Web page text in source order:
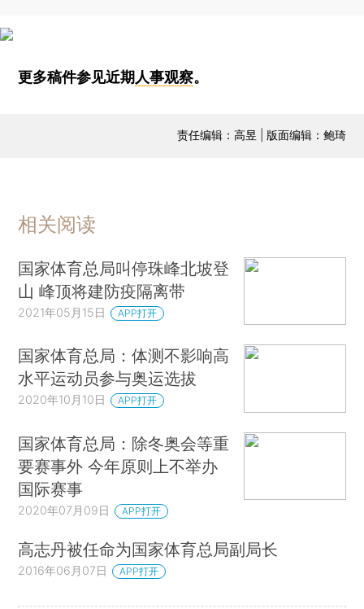
更多稿件参见近期 人事观察。
责任编辑：高昱 | 版面编辑：鲍琦
相关阅读
国家体育总局叫停珠峰北坡登
山 峰顶将建防疫隔离带
2021年05月15日 APP打开
国家体育总局：体测不影响高
水平运动员参与奥运选拔
2020年10月10日 APP打开
国家体育总局：除冬奥会等重
要赛事外 今年原则上不举办
国际赛事
2020年07月09日 APP打开
高志丹被任命为国家体育总局副局长
2016年06月07日 APP打开